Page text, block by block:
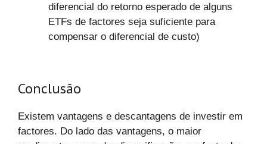
diferencial do retorno esperado de alguns
ETFs de factores seja suficiente para
compensar o diferencial de custo)
Conclusão
Existem vantagens e descantagens de investir em
factores. Do lado das vantagens, o maior